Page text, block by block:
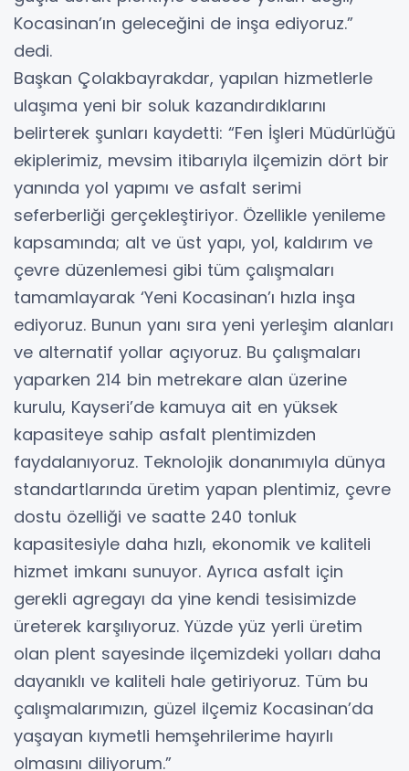
Kocasinan’ın geleceğini de inşa ediyoruz.”
dedi.
Başkan Çolakbayrakdar, yapılan hizmetlerle
ulaşıma yeni bir soluk kazandırdıklarını
belirterek şunları kaydetti: “Fen İşleri Müdürlüğü
ekiplerimiz, mevsim itibarıyla ilçemizin dört bir
yanında yol yapımı ve asfalt serimi
seferberliği gerçekleştiriyor. Özellikle yenileme
kapsamında; alt ve üst yapı, yol, kaldırım ve
çevre düzenlemesi gibi tüm çalışmaları
tamamlayarak ‘Yeni Kocasinan’ı hızla inşa
ediyoruz. Bunun yanı sıra yeni yerleşim alanları
ve alternatif yollar açıyoruz. Bu çalışmaları
yaparken 214 bin metrekare alan üzerine
kurulu, Kayseri’de kamuya ait en yüksek
kapasiteye sahip asfalt plentimizden
faydalanıyoruz. Teknolojik donanımıyla dünya
standartlarında üretim yapan plentimiz, çevre
dostu özelliği ve saatte 240 tonluk
kapasitesiyle daha hızlı, ekonomik ve kaliteli
hizmet imkanı sunuyor. Ayrıca asfalt için
gerekli agregayı da yine kendi tesisimizde
üreterek karşılıyoruz. Yüzde yüz yerli üretim
olan plent sayesinde ilçemizdeki yolları daha
dayanıklı ve kaliteli hale getiriyoruz. Tüm bu
çalışmalarımızın, güzel ilçemiz Kocasinan’da
yaşayan kıymetli hemşehrilerime hayırlı
olmasını diliyorum.”